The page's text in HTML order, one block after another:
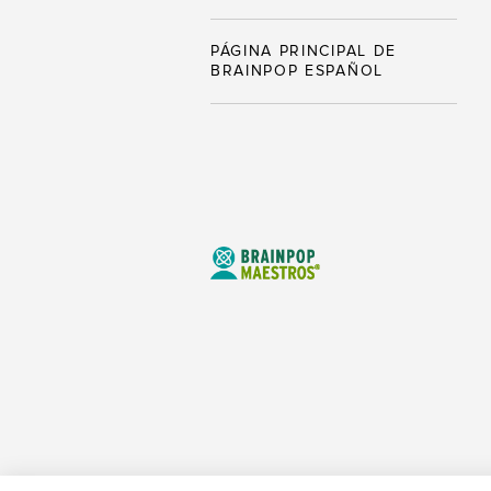
PÁGINA PRINCIPAL DE
BRAINPOP ESPAÑOL